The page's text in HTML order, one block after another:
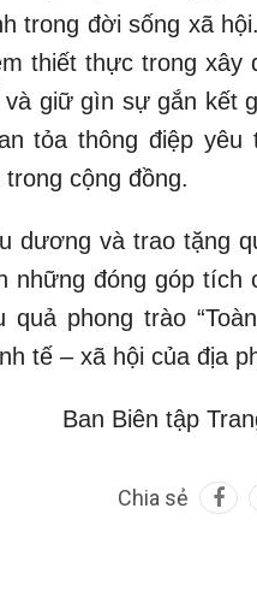
trong đời sống xã
thiết thực trong xây
giữ gìn sự gắn kết
tỏa thông điệp yêu
cộng đồng.
và trao tặng
những đóng góp tích
phong trào
tế – xã hội của địa
Ban Biên tập
Chia sẻ